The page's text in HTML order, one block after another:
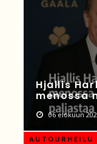
Hjallis
menossa
06 elokuun
AUTOURHEILU